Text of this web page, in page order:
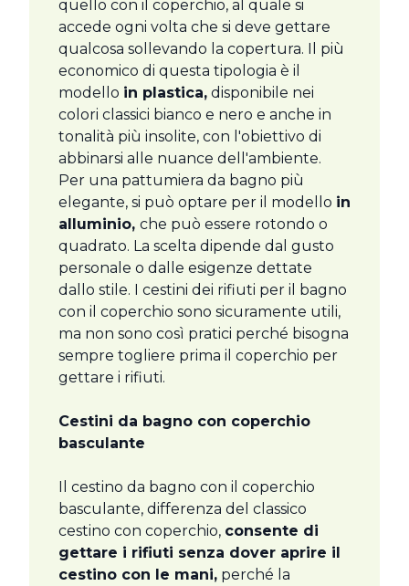
quello con il coperchio, al quale si
accede ogni volta che si deve gettare
qualcosa sollevando la copertura. Il più
economico di questa tipologia è il
modello in plastica, disponibile nei
colori classici bianco e nero e anche in
tonalità più insolite, con l'obiettivo di
abbinarsi alle nuance dell'ambiente.
Per una pattumiera da bagno più
elegante, si può optare per il modello in
alluminio, che può essere rotondo o
quadrato. La scelta dipende dal gusto
personale o dalle esigenze dettate
dallo stile. I cestini dei rifiuti per il bagno
con il coperchio sono sicuramente utili,
ma non sono così pratici perché bisogna
sempre togliere prima il coperchio per
gettare i rifiuti.
Cestini da bagno con coperchio
basculante
Il cestino da bagno con il coperchio
basculante, differenza del classico
cestino con coperchio, consente di
gettare i rifiuti senza dover aprire il
cestino con le mani, perché la